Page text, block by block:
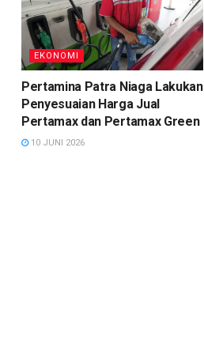
EKONOMI
Pertamina Patra Niaga Lakukan
Penyesuaian Harga Jual
Pertamax dan Pertamax Green
10 JUNI 2026